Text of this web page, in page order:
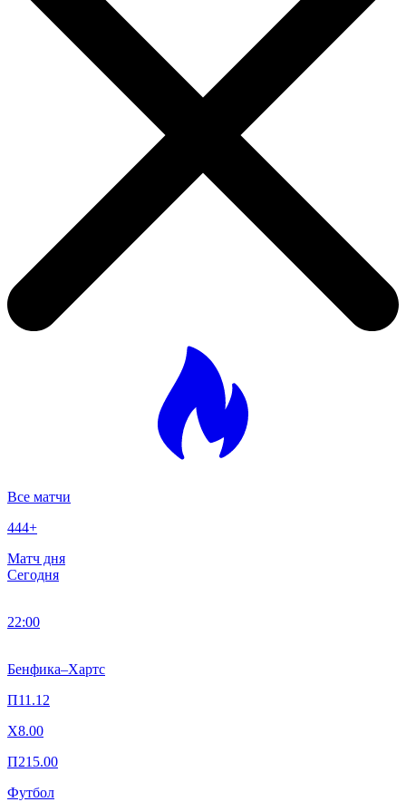
Все матчи
444+
Матч дня
Сегодня
22:00
Бенфика–Хартс
П11.12
X8.00
П215.00
Футбол